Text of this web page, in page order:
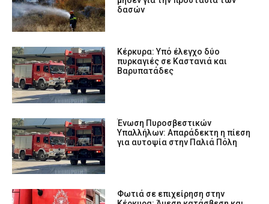
δασών
Κέρκυρα: Υπό έλεγχο δύο
πυρκαγιές σε Καστανιά και
Βαρυπατάδες
Ένωση Πυροσβεστικών
Υπαλλήλων: Απαράδεκτη η πίεση
για αυτοψία στην Παλιά Πόλη
Φωτιά σε επιχείρηση στην